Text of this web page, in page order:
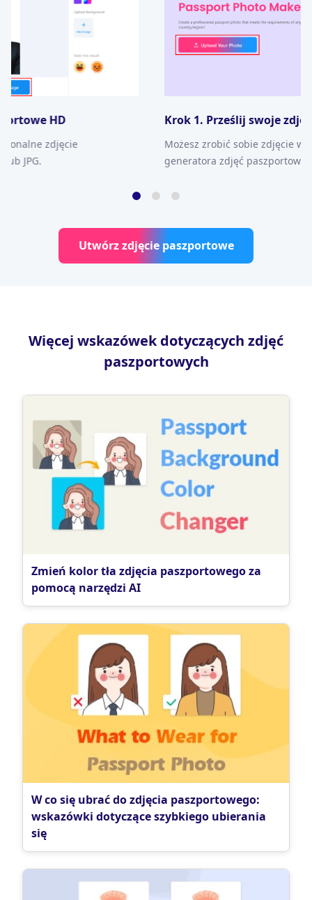
Krok 1. Prześlij swoje zdjęcie
Możesz zrobić sobie zdjęcie w domu i przesłać je do naszego
generatora zdjęć paszportowych.
Utwórz zdjęcie paszportowe
Więcej wskazówek dotyczących zdjęć
paszportowych
Zmień kolor tła zdjęcia paszportowego za
pomocą narzędzi AI
W co się ubrać do zdjęcia paszportowego:
wskazówki dotyczące szybkiego ubierania
się